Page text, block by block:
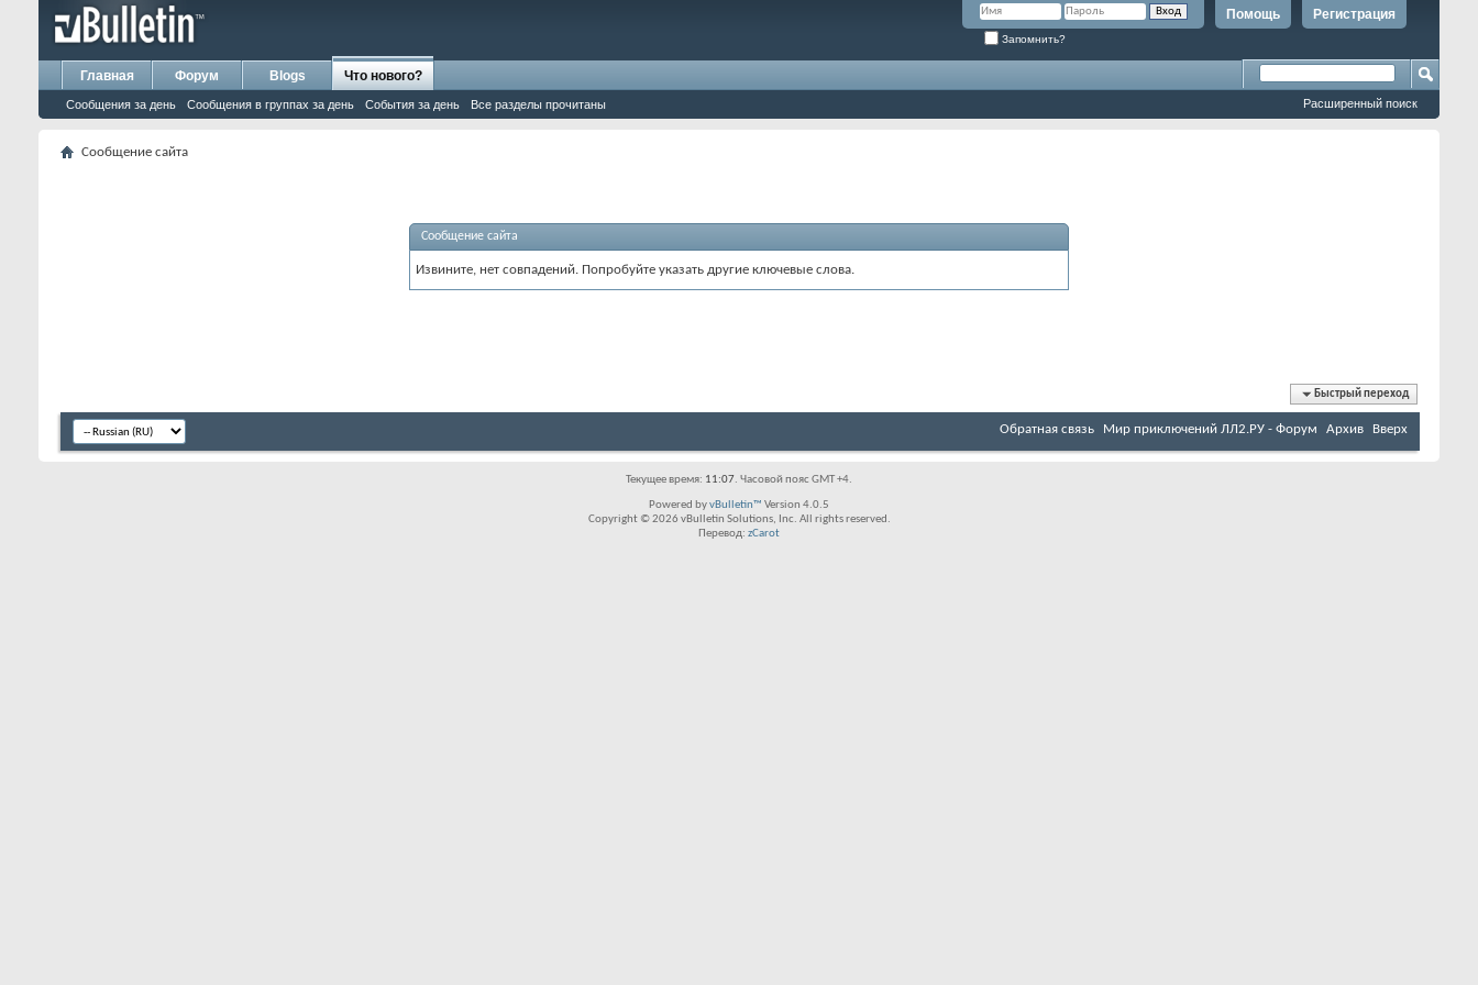
Регистрация
Помощь
Запомнить?
Главная Форум Blogs Что нового?
Сообщения за день Сообщения в группах за день События за день Все разделы прочитаны Расширенный поиск
Сообщение сайта
Сообщение сайта
Извините, нет совпадений. Попробуйте указать другие ключевые слова.
Быстрый переход
Обратная связь Мир приключений ЛЛ2.РУ - Форум Архив Вверх
Текущее время: 11:07. Часовой пояс GMT +4.
Powered byvBulletin™ Version 4.0.5
Copyright © 2026 vBulletin Solutions, Inc. All rights reserved.
Перевод: zCarot